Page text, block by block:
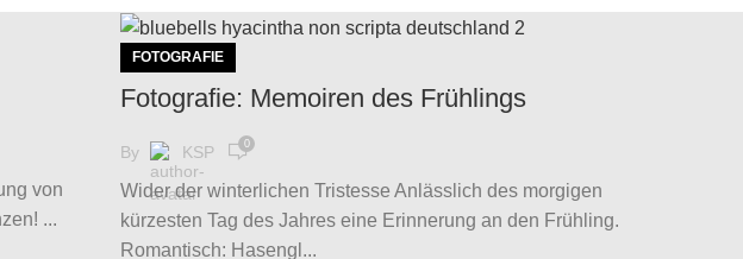
von
...
FOTOGRAFIE
Fotografie: Memoiren des Frühlings
By KSP 0
Wider der winterlichen Tristesse Anlässlich des morgigen
kürzesten Tag des Jahres eine Erinnerung an den Frühling.
Romantisch: Hasengl...